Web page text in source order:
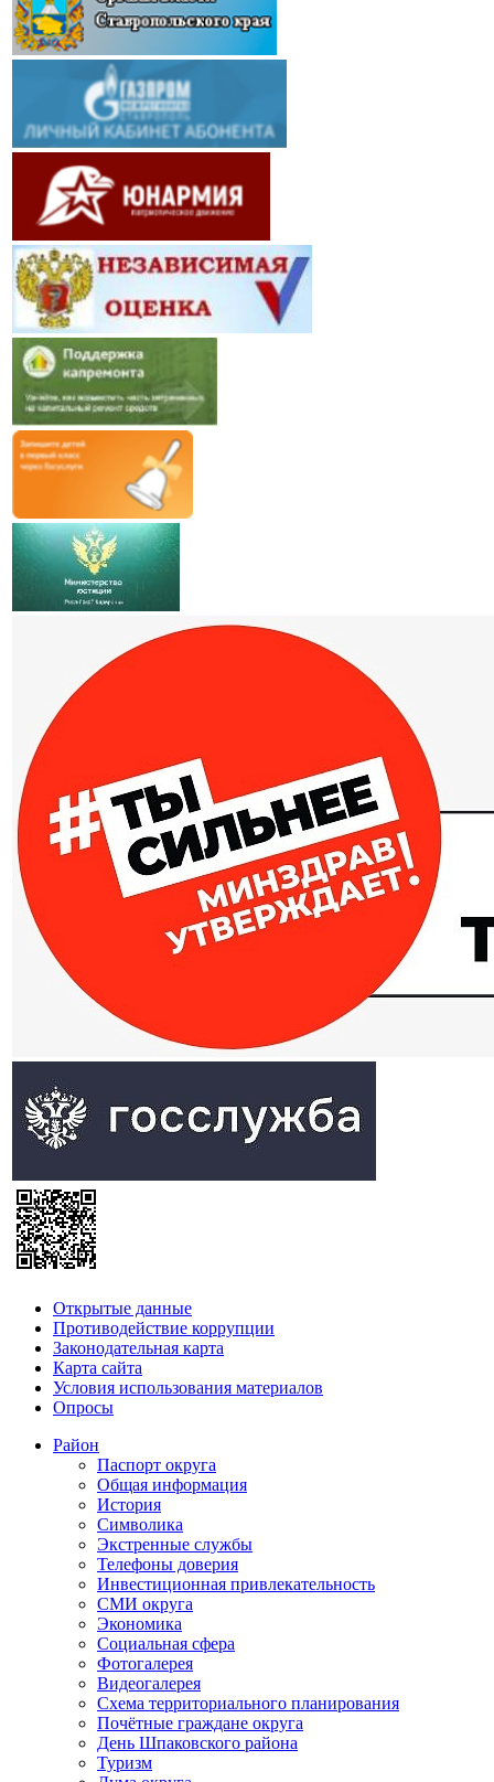
Открытые данные
Противодействие коррупции
Законодательная карта
Карта сайта
Условия использования материалов
Опросы
Район
Паспорт округа
Общая информация
История
Символика
Экстренные службы
Телефоны доверия
Инвестиционная привлекательность
СМИ округа
Экономика
Социальная сфера
Фотогалерея
Видеогалерея
Схема территориального планирования
Почётные граждане округа
День Шпаковского района
Туризм